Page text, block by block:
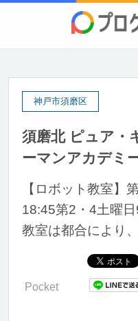
神戸市須磨区
須磨北 ピュア・
ーマンアカデミー
【ロボット教室】
18:45第2・4土曜
教室は都合により
Pocket